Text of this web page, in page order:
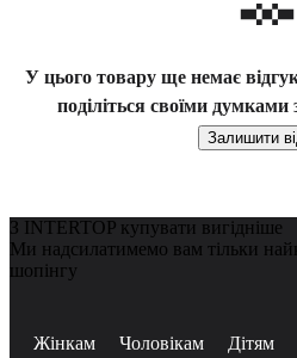
У цього товару ще немає
поділіться своїми
Залишити
З INTERTOP купувати вигідніше
Ми надсилатимемо вам тільки
шопінгу
Жінкам Чоловікам Дітям